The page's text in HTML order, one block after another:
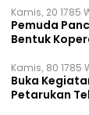
Kamis, 20 1785
Pemuda
Bentuk
Kamis, 80 1785
Buka
Petarukan